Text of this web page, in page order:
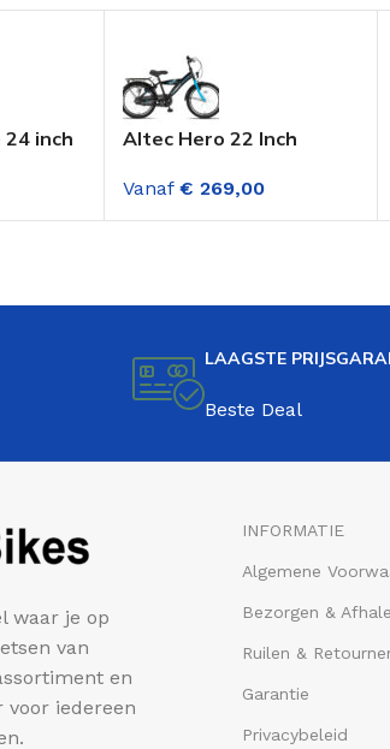
inch
Altec Hero 22 Inch
Blue
Vanaf € 269,00
LAAGSTE
Beste Deal
waar je op
van
en
iedereen
INFORMATIE
Algemene
Bezorgen &
Ruilen &
Garantie
Privacybeleid